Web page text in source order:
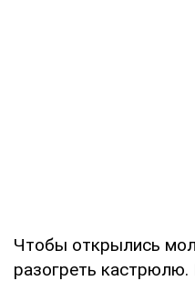
Чтобы открылись
разогреть